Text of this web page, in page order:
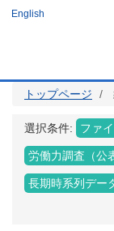
ツ
English
トップページ
選択条件: ファ
労働力調査（公
長期時系列デー